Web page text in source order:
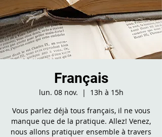
Français
lun. 08 nov.
  |
13h à 15h
Vous parlez déjà tous français, il ne vous
manque que de la pratique. Allez! Venez,
nous allons pratiquer ensemble à travers